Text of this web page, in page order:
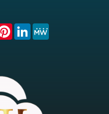
Pinterest
LinkedIn